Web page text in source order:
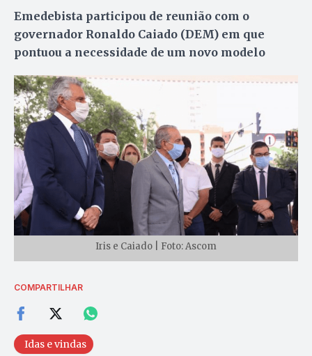
Emedebista participou de reunião com o
governador Ronaldo Caiado (DEM) em que
pontuou a necessidade de um novo modelo
Iris e Caiado | Foto: Ascom
COMPARTILHAR
Idas e vindas